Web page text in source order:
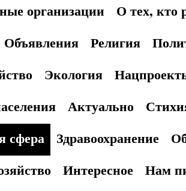
организации
О тех, кто
Объявления Религия
Экология
Актуально
сфера
Здравоохранение
Интересное
Нам